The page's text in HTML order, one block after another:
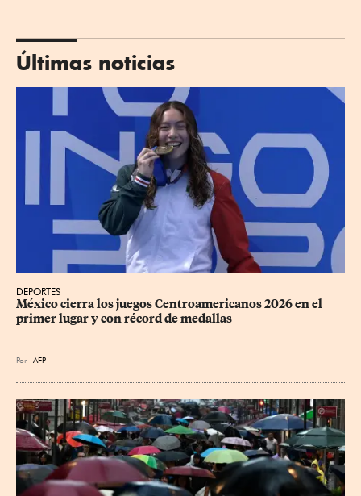
Últimas noticias
DEPORTES
México cierra los juegos Centroamericanos 2026 en el
primer lugar y con récord de medallas
Por AFP